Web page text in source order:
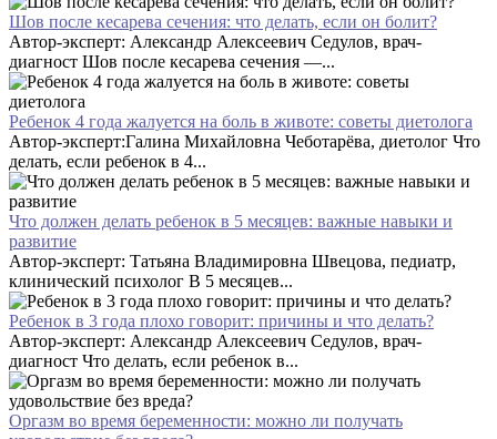
Шов после кесарева сечения: что делать, если он болит?
Автор-эксперт: Александр Алексеевич Седулов, врач-
диагност Шов после кесарева сечения —...
Ребенок 4 года жалуется на боль в животе: советы диетолога
Автор-эксперт:Галина Михайловна Чеботарёва, диетолог Что
делать, если ребенок в 4...
Что должен делать ребенок в 5 месяцев: важные навыки и
развитие
Автор-эксперт: Татьяна Владимировна Швецова, педиатр,
клинический психолог В 5 месяцев...
Ребенок в 3 года плохо говорит: причины и что делать?
Автор-эксперт: Александр Алексеевич Седулов, врач-
диагност Что делать, если ребенок в...
Оргазм во время беременности: можно ли получать